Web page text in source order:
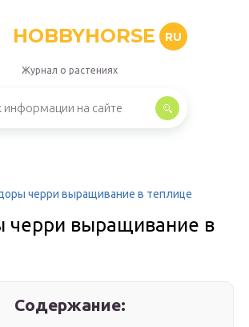
HOBBYHORSE RU
Журнал о растениях
черри выращивание в теплице
черри выращивание в
Содержание: